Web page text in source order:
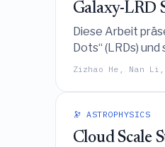
Galaxy-LRD
Diese Arbeit
Dots“ (LRDs)
einer hohen
Zizhao He, Nan Li,
🔭 ASTROPHYSICS
Cloud Scale